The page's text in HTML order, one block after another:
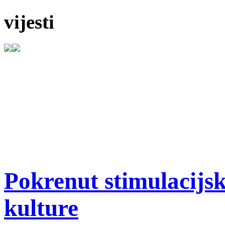
vijesti
Pokrenut
kulture